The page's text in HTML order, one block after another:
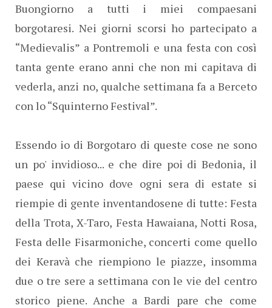
Buongiorno a tutti i miei compaesani
borgotaresi. Nei giorni scorsi ho partecipato a
“Medievalis” a Pontremoli e una festa con così
tanta gente erano anni che non mi capitava di
vederla, anzi no, qualche settimana fa a Berceto
con lo “Squinterno Festival”.
Essendo io di Borgotaro di queste cose ne sono
un po' invidioso... e che dire poi di Bedonia, il
paese qui vicino dove ogni sera di estate si
riempie di gente inventandosene di tutte: Festa
della Trota, X-Taro, Festa Hawaiana, Notti Rosa,
Festa delle Fisarmoniche, concerti come quello
dei Keravà che riempiono le piazze, insomma
due o tre sere a settimana con le vie del centro
storico piene. Anche a Bardi pare che come